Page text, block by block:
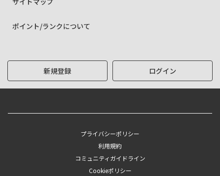
ポイント/ランクについて
新規登録 ログイン
プライバシーポリシー
利用規約
コミュニティガイドライン
Cookieポリシー